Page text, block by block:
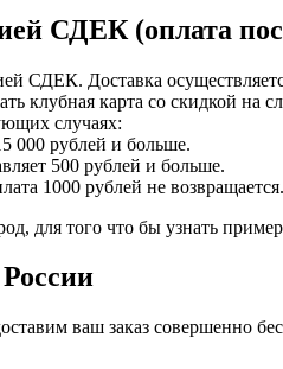
СДЕК (оплата
СДЕК. Доставка
клубная карта со скидкой на
случаях:
000 рублей и больше.
500 рублей и больше.
1000 рублей не возвращается.
для того что бы узнать
ваш заказ совершенно